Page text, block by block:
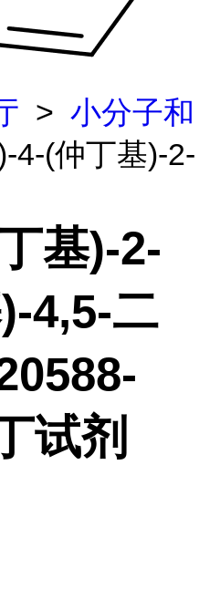
> 小分子和
4-(仲丁基)-2-
基)-2-
4,5-二
试剂